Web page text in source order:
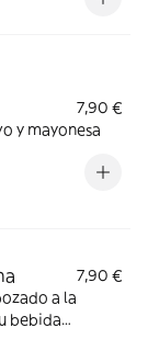
7,90 €
y mayonesa
7,90 €
a la
bebida